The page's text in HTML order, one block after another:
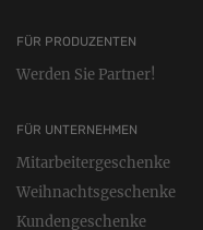
FÜR PRODUZENTEN
Werden Sie Partner!
FÜR UNTERNEHMEN
Mitarbeitergeschenke
Weihnachtsgeschenke
Kundengeschenke